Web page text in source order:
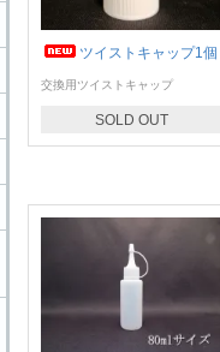
ツイストキャップ1個
交換用ツイストキャップ
SOLD OUT